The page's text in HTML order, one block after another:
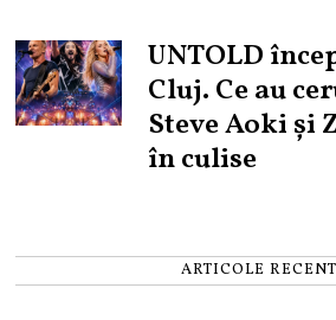
UNTOLD
Cluj. Ce au
Steve Aoki și
în culise
ARTICOLE